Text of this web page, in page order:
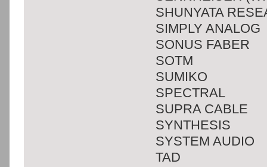
SHUNYATA
SIMPLY ANALOG
SONUS FABER
SOTM
SUMIKO
SPECTRAL
SUPRA CABLE
SYNTHESIS
SYSTEM AUDIO
TAD